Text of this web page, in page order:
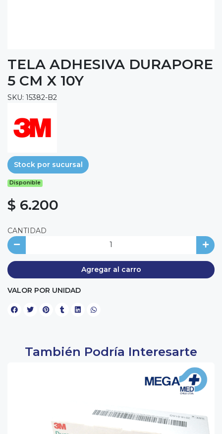
TELA ADHESIVA DURAPORE
5 CM X 10Y
SKU: 15382-B2
Stock por sucursal
Disponible
$ 6.200
CANTIDAD
Agregar al carro
VALOR POR UNIDAD
También Podría Interesarte